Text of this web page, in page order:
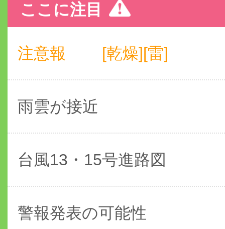
ここに注目
注意報 [乾燥][雷]
雨雲が接近
台風13・15号進路図
警報発表の可能性